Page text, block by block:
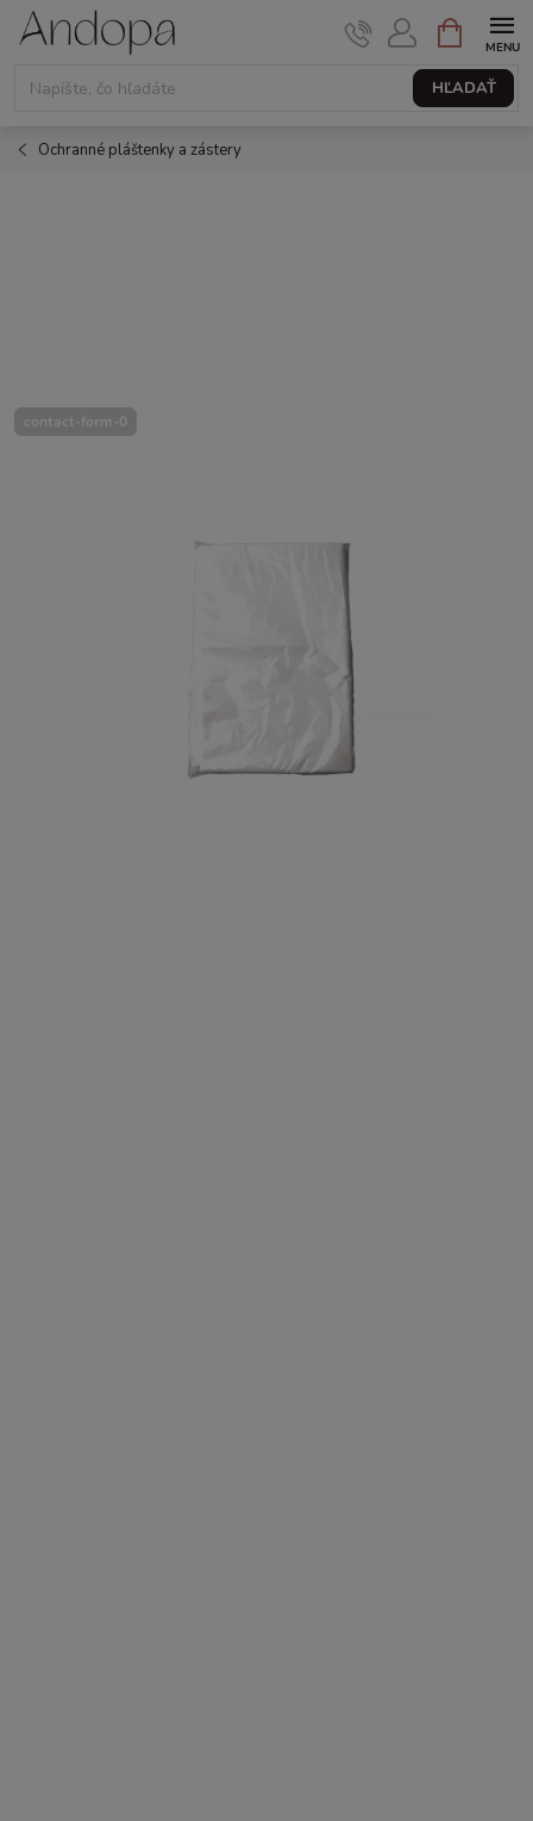
Prejsť
HĽADAŤ
NÁKUPNÝ
KOŠÍK
Ochranné pláštenky a zástery
contact-form-0